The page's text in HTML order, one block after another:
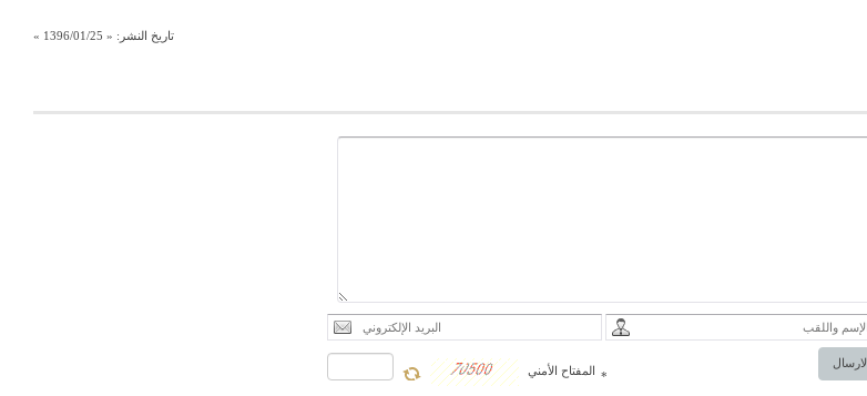
تاريخ النشر: « 1396/01/25 »
الارسال
*
المفتاح الأمني